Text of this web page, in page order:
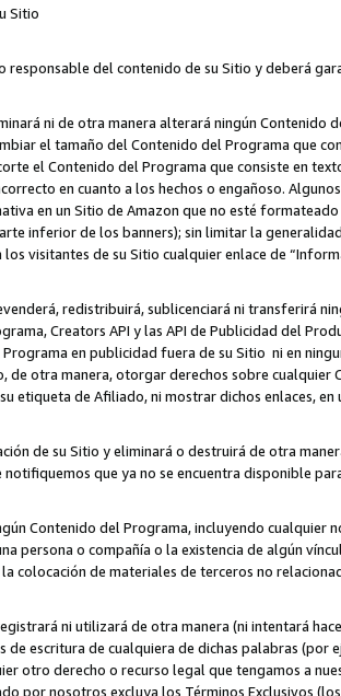
Sitio
responsable del contenido de su Sitio y deberá
ni de otra manera alterará ningún
el tamaño del Contenido del Programa que
el Contenido del Programa que consiste en
en cuanto a los hechos o engañoso.
en un Sitio de Amazon que no esté
inferior de los banners); sin limitar la
visitantes de su Sitio cualquier enlace de
redistribuirá, sublicenciará ni transferirá
Creators API y las API de Publicidad del
en publicidad fuera de su Sitio ni en
de otra manera, otorgar derechos sobre
etiqueta de Afiliado, ni mostrar dichos enlaces,
de su Sitio y eliminará o destruirá de otra
notifiquemos que ya no se encuentra disponible
Contenido del Programa, incluyendo cualquier
persona o compañía o la existencia de algún
la colocación de materiales de terceros no
ni utilizará de otra manera (ni intentará
de escritura de cualquiera de dichas palabras (por
otro derecho o recurso legal que tengamos a
por nosotros excluya los Términos Exclusivos